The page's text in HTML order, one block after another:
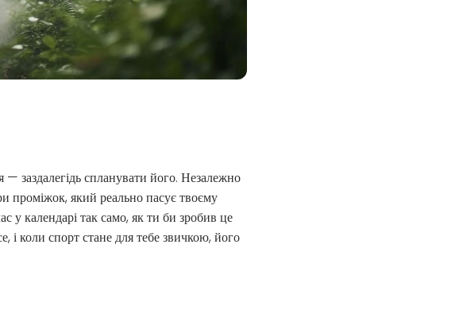
заздалегідь спланувати його. Незалежно
проміжок, який реально пасує твоєму
у календарі так само, як ти би зробив це
і коли спорт стане для тебе звичкою, його